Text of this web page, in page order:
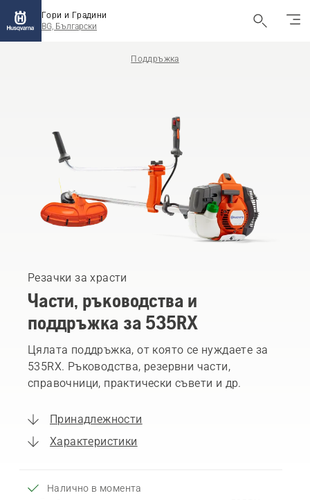
Гори и Градини
BG, Български
Поддръжка
Резачки за храсти
Части, ръководства и
поддръжка за 535RX
Цялата поддръжка, от която се нуждаете за
535RX. Ръководства, резервни части,
справочници, практически съвети и др.
Принадлежности
Характеристики
Налично в момента